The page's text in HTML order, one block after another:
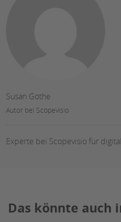
Susan Gothe
Autor bei Scopevisio
Experte bei Scopevisio für
Das könnte auch